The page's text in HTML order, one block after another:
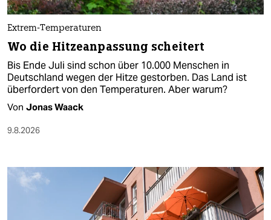
Extrem-Temperaturen
Wo die Hitzeanpassung scheitert
Bis Ende Juli sind schon über 10.000 Menschen in
Deutschland wegen der Hitze gestorben. Das Land ist
überfordert von den Temperaturen. Aber warum?
Von Jonas Waack
9.8.2026